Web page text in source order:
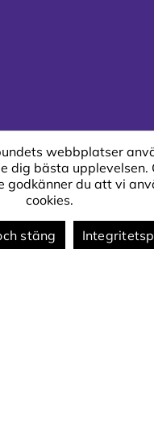
av barn
webbplatser
dig bästa upplevelsen.
godkänner du att vi
cookies.
stäng